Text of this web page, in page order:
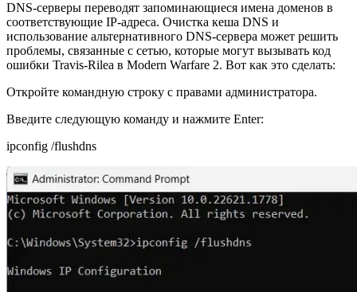
DNS-серверы переводят запоминающиеся имена доменов в
соответствующие IP-адреса. Очистка кеша DNS и
использование альтернативного DNS-сервера может решить
проблемы, связанные с сетью, которые могут вызывать код
ошибки Travis-Rilea в Modern Warfare 2. Вот как это сделать:
Откройте командную строку с правами администратора.
Введите следующую команду и нажмите Enter:
ipconfig /flushdns